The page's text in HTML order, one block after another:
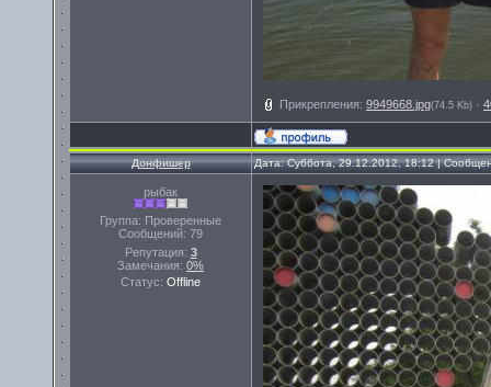
Прикрепления: 9949668.jpg(74.5 Kb) ·
Донфишер Дата: Суббота, 29.12.2012, 18:12 |
рыбак
Группа: Проверенные
Сообщений: 79
Репутация: 3
Замечания: 0%
Статус: Offline